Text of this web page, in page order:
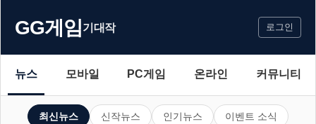
GG게임기대작 로그인
뉴스 모바일 PC게임 온라인 커뮤니티
최신뉴스 신작뉴스 인기뉴스 이벤트 소식